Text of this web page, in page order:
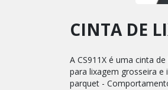
CINTA DE
A CS911X é uma cinta
para lixagem grosseira
parquet -